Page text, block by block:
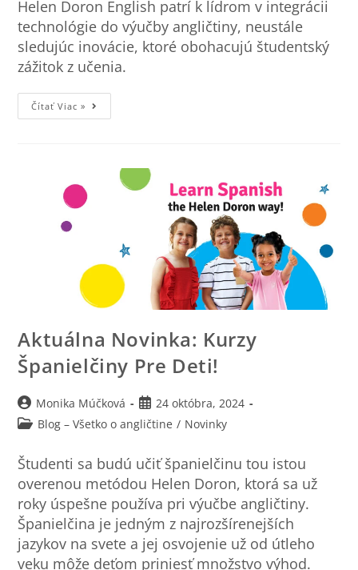
Helen Doron English patrí k lídrom v integrácii
technológie do výučby angličtiny, neustále
sledujúc inovácie, ktoré obohacujú študentský
zážitok z učenia.
Čítať Viac »
Aktuálna Novinka: Kurzy
Španielčiny Pre Deti!
Monika Múčková
24 októbra, 2024
Blog – Všetko o angličtine / Novinky
Študenti sa budú učiť španielčinu tou istou
overenou metódou Helen Doron, ktorá sa už
roky úspešne používa pri výučbe angličtiny.
Španielčina je jedným z najrozšírenejších
jazykov na svete a jej osvojenie už od útleho
veku môže deťom priniesť množstvo výhod.